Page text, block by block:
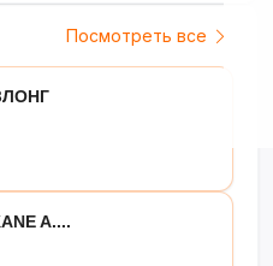
Посмотреть все
A....